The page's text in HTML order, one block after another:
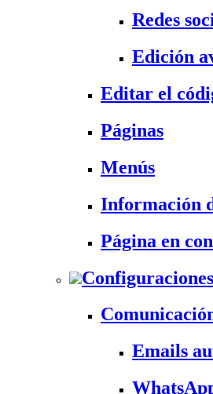
Redes
Edición
Editar el
Páginas
Menús
Información
Página en
Configuraciones
Emails